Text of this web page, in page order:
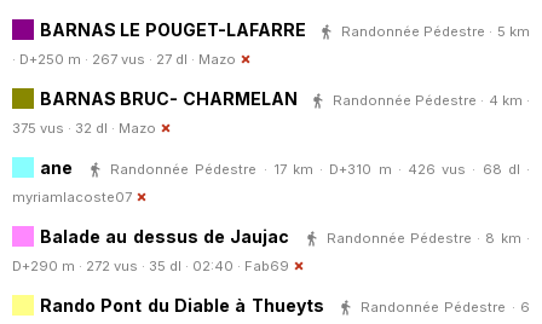
BARNAS LE POUGET-LAFARRE
Randonnée Pédestre · 5 km
· D+250 m · 267 vus · 27 dl · Mazo
BARNAS BRUC- CHARMELAN
Randonnée Pédestre · 4 km ·
375 vus · 32 dl · Mazo
ane
Randonnée Pédestre · 17 km · D+310 m · 426 vus · 68 dl ·
myriamlacoste07
Balade au dessus de Jaujac
Randonnée Pédestre · 8 km ·
D+290 m · 272 vus · 35 dl · 02:40 · Fab69
Rando Pont du Diable à Thueyts
Randonnée Pédestre · 6